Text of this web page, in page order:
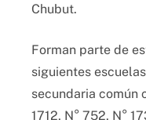
Chubut.
Forman parte de
siguientes
secundaria común
1712, N° 752, N°